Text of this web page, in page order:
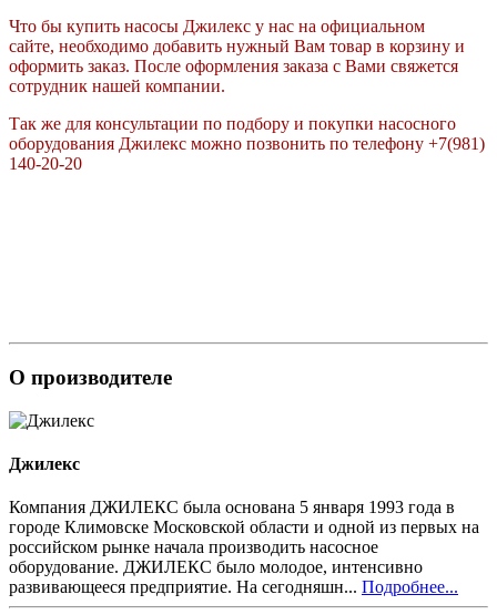
Что бы купить насосы Джилекс у нас на официальном
сайте, необходимо добавить нужный Вам товар в корзину и
оформить заказ. После оформления заказа с Вами свяжется
сотрудник нашей компании.
Так же для консультации по подбору и покупки насосного
оборудования Джилекс можно позвонить по телефону +7(981)
140-20-20
О производителе
Джилекс
Компания ДЖИЛЕКС была основана 5 января 1993 года в
городе Климовске Московской области и одной из первых на
российском рынке начала производить насосное
оборудование. ДЖИЛЕКС было молодое, интенсивно
развивающееся предприятие. На сегодняшн... Подробнее...